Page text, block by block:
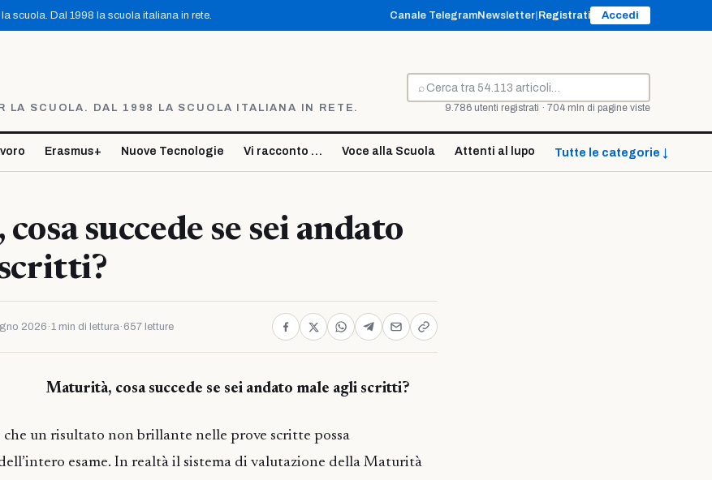
scuola. Dal 1998 la scuola italiana in rete. Canale TelegramNewsletter Registrati Accedi
LA SCUOLA. DAL 1998 LA SCUOLA ITALIANA IN RETE.
⌕
Cerca
9.786 utenti registrati · 704 mln di pagine viste
Erasmus+ Nuove Tecnologie Vi racconto … Voce alla Scuola Attenti al lupo Tutte le categorie ↓
succede se sei andato
2026 ·1 min di lettura· 657 letture
Maturità, cosa succede se sei andato male agli scritti?
un risultato non brillante nelle prove scritte possa
esame. In realtà il sistema di valutazione della Maturità